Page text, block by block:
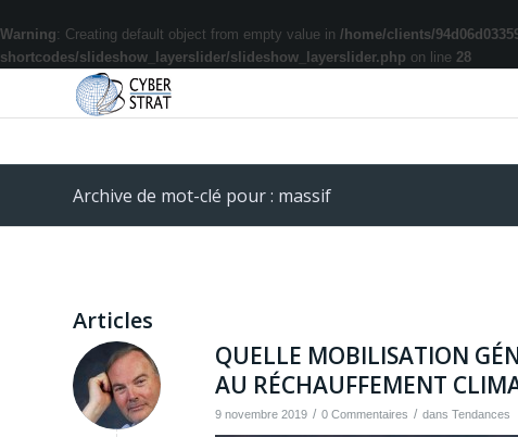
Warning: Creating default object from empty value in /home/clients/
shortcodes/slideshow_layerslider/slideshow_layerslider.php on line 28
Archive de mot-clé pour : massif
Articles
QUELLE MOBILISATION
AU RÉCHAUFFEMENT
9 novembre 2019 / 0 Commentaires / dans Tendances